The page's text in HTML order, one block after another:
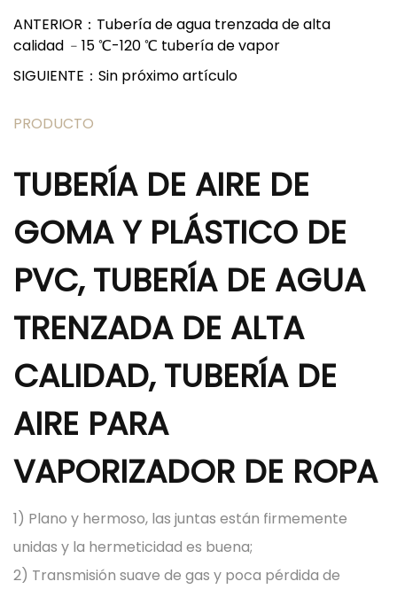
ANTERIOR：Tubería de agua trenzada de alta
calidad ﹣15 ℃-120 ℃ tubería de vapor
SIGUIENTE：Sin próximo artículo
PRODUCTO
TUBERÍA DE AIRE DE
GOMA Y PLÁSTICO DE
PVC, TUBERÍA DE AGUA
TRENZADA DE ALTA
CALIDAD, TUBERÍA DE
AIRE PARA
VAPORIZADOR DE ROPA
1) Plano y hermoso, las juntas están firmemente
unidas y la hermeticidad es buena;
2) Transmisión suave de gas y poca pérdida de